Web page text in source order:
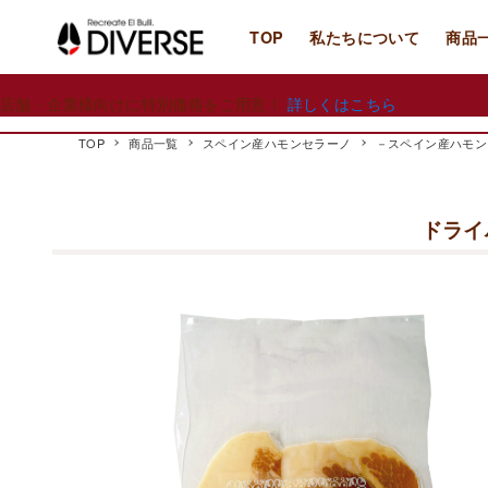
TOP 私たちについて 商品
店舗・企業様向けに特別価格をご用意！ 詳しくはこちら
TOP 商品一覧 スペイン産ハモンセラーノ －スペイン産ハモ
ドラ